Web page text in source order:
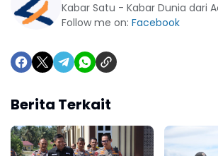
Kabar Satu - Kabar Dunia dari
Follow me on: Facebook
Berita Terkait